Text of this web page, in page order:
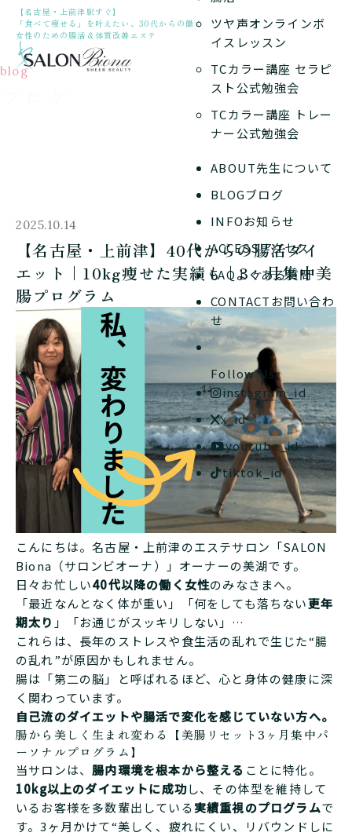
【名古屋・上前津駅すぐ】
「食べて痩せる」を叶えたい、30代からの働く
女性のための腸活＆体質改善エステ
ツヤ声オンラインボ
イスレッスン
TCカラー講座 セラピ
スト公式勉強会
TCカラー講座 トレー
ナー公式勉強会
ABOUT先生について
BLOGブログ
INFOお知らせ
ACCESSアクセス
FAQよくある質問
CONTACT お問い合わ
せ
Follow Us
instagram_id
x_id
youtube_id
tiktok_id
blog
2025.10.14
【名古屋・上前津】40代からの腸活ダイ
エット｜10kg痩せた実績も｜3ヶ月集中美
腸プログラム
こんにちは。名古屋・上前津のエステサロン「SALON
Biona（サロンビオーナ）」オーナーの美湖です。
日々お忙しい40代以降の働く女性のみなさまへ。
「最近なんとなく体が重い」「何をしても落ちない更年
期太り 」「お通じがスッキリしない」…
これらは、長年のストレスや食生活の乱れで生じた“腸
の乱れ”が原因かもしれません。
腸は「第二の脳」と呼ばれるほど、心と身体の健康に深
く関わっています。
自己流のダイエットや腸活で変化を感じていない方へ。
腸から美しく生まれ変わる【美腸リセット3ヶ月集中パ
ーソナルプログラム】
当サロンは、腸内環境を根本から整える ことに特化。
10kg以上のダイエットに成功し、その体型を維持して
いるお客様を多数輩出している実績重視のプログラムで
す。3ヶ月かけて“美しく、疲れにくい、リバウンドしに